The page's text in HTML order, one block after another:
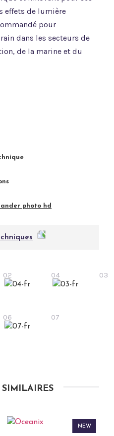
effets de lumière
pour
dans les secteurs de
de la marine et du
photo hd
02 04 03
06 07
SIMILAIRES
NEW